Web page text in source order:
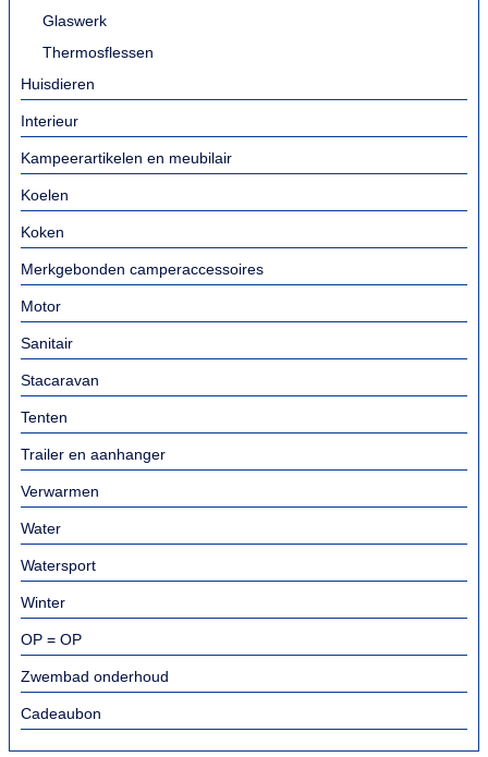
Glaswerk
Thermosflessen
Huisdieren
Interieur
Kampeerartikelen en meubilair
Koelen
Koken
Merkgebonden camperaccessoires
Motor
Sanitair
Stacaravan
Tenten
Trailer en aanhanger
Verwarmen
Water
Watersport
Winter
OP = OP
Zwembad onderhoud
Cadeaubon